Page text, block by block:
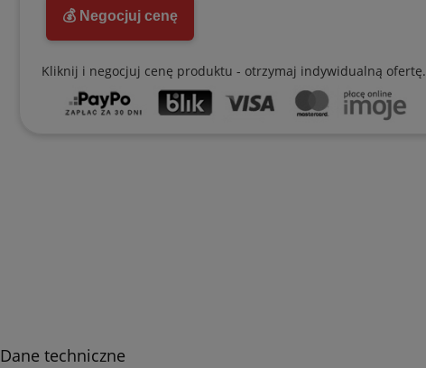
💰 Negocjuj cenę
Kliknij i negocjuj cenę produktu - otrzymaj indywidualną ofertę.
Dane techniczne